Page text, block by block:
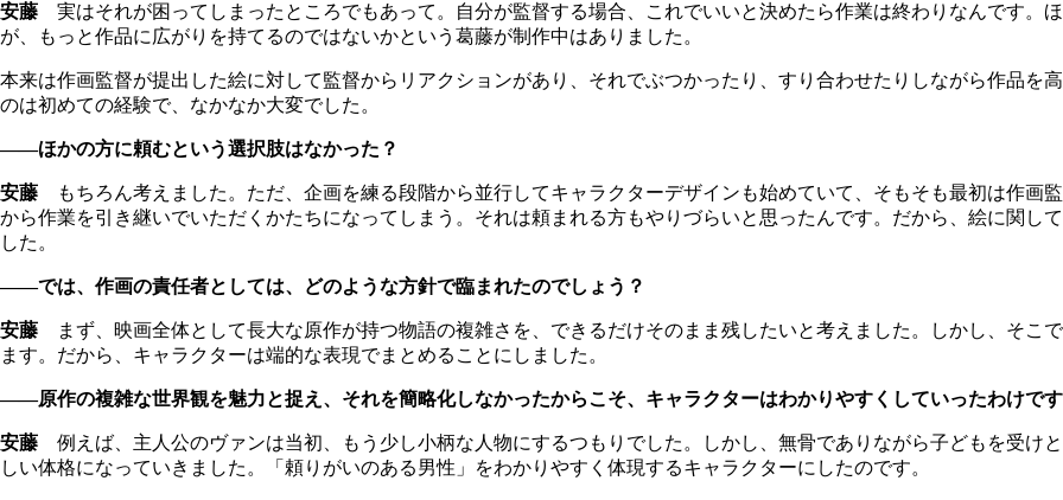
安藤 実はそれが困ってしまったところでもあって。自分が監督する場合、これでいいと決めたら作業は終わりなんです。
が、もっと作品に広がりを持てるのではないかという葛藤が制作中はありました。
本来は作画監督が提出した絵に対して監督からリアクションがあり、それでぶつかったり、すり合わせたりしながら作品を
のは初めての経験で、なかなか大変でした。
――ほかの方に頼むという選択肢はなかった？
安藤 もちろん考えました。ただ、企画を練る段階から並行してキャラクターデザインも始めていて、そもそも最初は作画
から作業を引き継いでいただくかたちになってしまう。それは頼まれる方もやりづらいと思ったんです。だから、絵に関し
した。
――では、作画の責任者としては、どのような方針で臨まれたのでしょう？
安藤
まず、映画全体として長大な原作が持つ物語の複雑さを、できるだけそのまま残したいと考えました。しかし、そこ
ます。だから、キャラクターは端的な表現でまとめることにしました。
――原作の複雑な世界観を魅力と捉え、それを簡略化しなかったからこそ、キャラクターはわかりやすくしていったわけで
安藤 例えば、主人公のヴァンは当初、もう少し小柄な人物にするつもりでした。しかし、無骨でありながら子どもを受け
しい体格になっていきました。「頼りがいのある男性」をわかりやすく体現するキャラクターにしたのです。